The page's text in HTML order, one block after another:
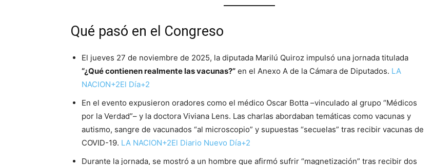
Qué pasó en el Congreso
El jueves 27 de noviembre de 2025, la diputada Marilú Quiroz impulsó una jornada titulada
“¿Qué contienen realmente las vacunas?” en el Anexo A de la Cámara de Diputados. LA
NACION+2El Día+2
En el evento expusieron oradores como el médico Oscar Botta –vinculado al grupo “Médicos
por la Verdad”– y la doctora Viviana Lens. Las charlas abordaban temáticas como vacunas y
autismo, sangre de vacunados “al microscopio” y supuestas “secuelas” tras recibir vacunas de
COVID-19. LA NACION+2El Diario Nuevo Día+2
Durante la jornada, se mostró a un hombre que afirmó sufrir “magnetización” tras recibir dos